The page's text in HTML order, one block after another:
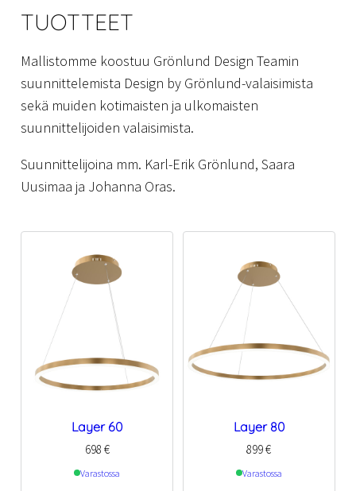
TUOTTEET
Mallistomme koostuu Grönlund Design Teamin
suunnittelemista Design by Grönlund-valaisimista
sekä muiden kotimaisten ja ulkomaisten
suunnittelijoiden valaisimista.
Suunnittelijoina mm. Karl-Erik Grönlund, Saara
Uusimaa ja Johanna Oras.
Layer 60
698 €
Varastossa
Layer 80
899€
Varastossa